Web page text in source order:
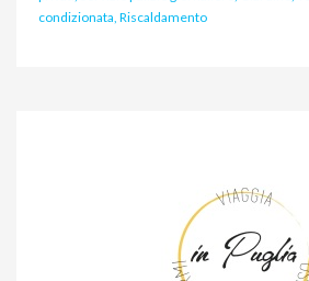
condizionata, Riscaldamento